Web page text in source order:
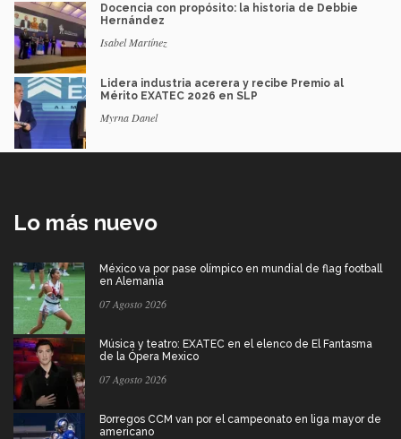
Docencia con propósito: la historia de Debbie
Hernández
Isabel Martínez
Lidera industria acerera y recibe Premio al
Mérito EXATEC 2026 en SLP
Myrna Danel
Lo más nuevo
México va por pase olímpico en mundial de flag football
en Alemania
07 Agosto 2026
Música y teatro: EXATEC en el elenco de El Fantasma
de la Ópera Mexico
07 Agosto 2026
Borregos CCM van por el campeonato en liga mayor de
americano